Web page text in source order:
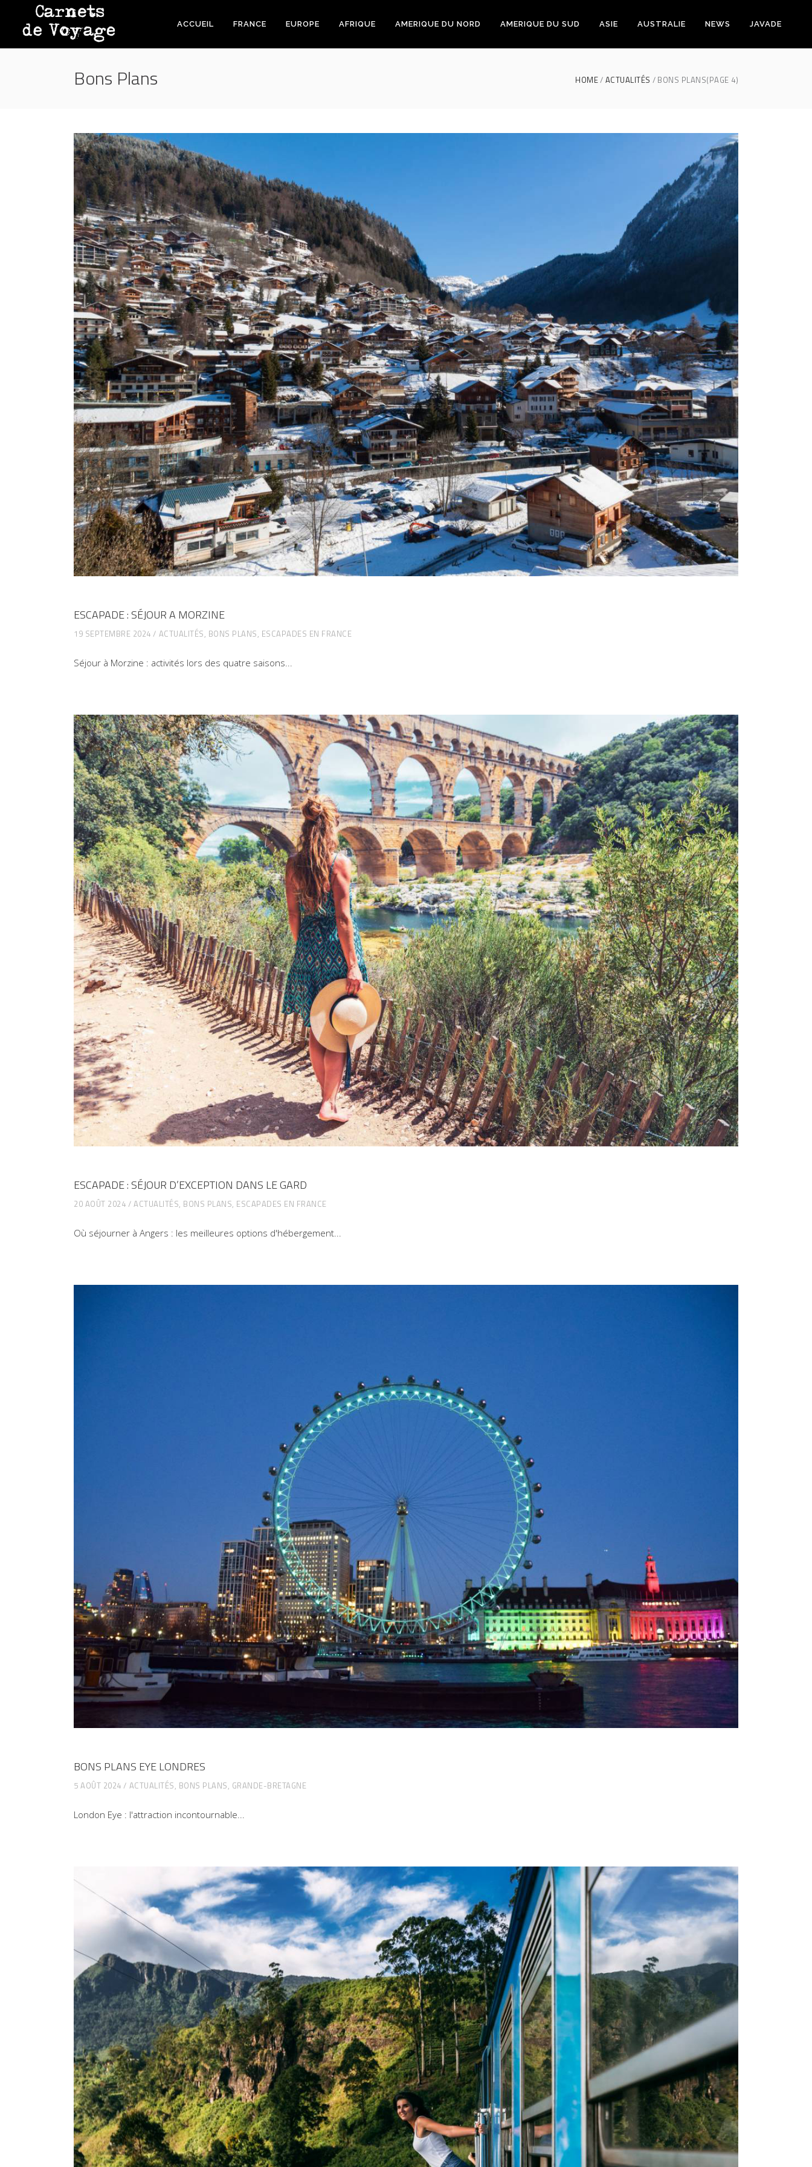
ACCUEIL FRANCE EUROPE AFRIQUE AMERIQUE DU NORD AMERIQUE DU SUD ASIE AUSTRALIE NEWS JAVADE
Bons Plans HOME ACTUALITÉS BONS PLANS(PAGE 4)
ESCAPADE : SÉJOUR A MORZINE
19 SEPTEMBRE 2024 ACTUALITÉS, BONS PLANS, ESCAPADES EN FRANCE
Séjour à Morzine : activités lors des quatre saisons
ESCAPADE : SÉJOUR D’EXCEPTION DANS LE GARD
20 AOÛT 2024 ACTUALITÉS, BONS PLANS, ESCAPADES EN FRANCE
Où séjourner à Angers : les meilleures options d'hébergement
BONS PLANS EYE LONDRES
5 AOÛT 2024 ACTUALITÉS, BONS PLANS, GRANDE-BRETAGNE
London Eye : l'attraction incontournable